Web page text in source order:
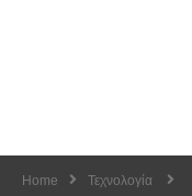
Home
Τεχνολογία